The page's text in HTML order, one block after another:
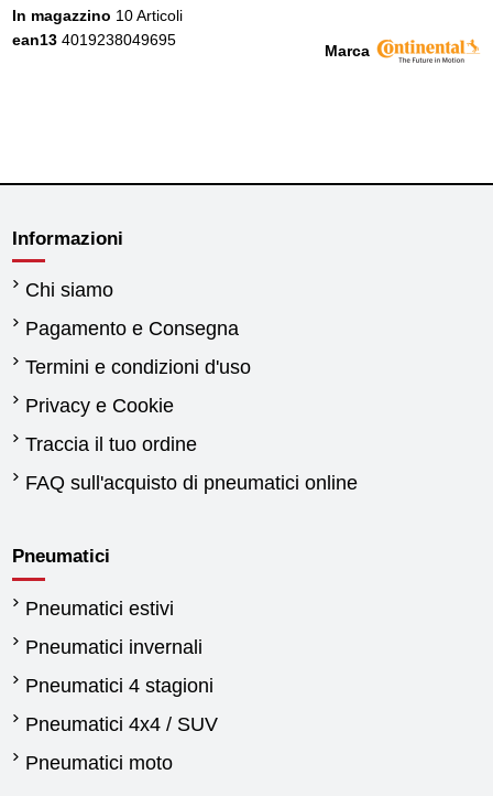
Marca
In magazzino 10 Articoli
ean13 4019238049695
Informazioni
Chi siamo
Pagamento e Consegna
Termini e condizioni d'uso
Privacy e Cookie
Traccia il tuo ordine
FAQ sull'acquisto di pneumatici online
Pneumatici
Pneumatici estivi
Pneumatici invernali
Pneumatici 4 stagioni
Pneumatici 4x4 / SUV
Pneumatici moto